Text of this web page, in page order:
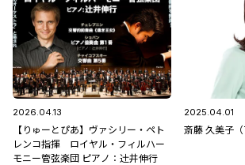
2026.04.13
【りゅーとぴあ】ヴァシリー・ペト
レンコ指揮 ロイヤル・フィルハー
モニー管弦楽団 ピアノ：辻󠄀井伸行
2025.04.01
斎藤 久美子（